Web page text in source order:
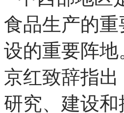
中西部地区